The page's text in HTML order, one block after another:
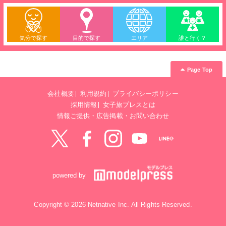
気分で探す 目的で探す エリア 誰と行く？
Page Top
会社概要 利用規約
プライバシーポリシー
採用情報
女子旅プレスとは
情報ご提供・広告掲載・お問い合わせ
Facebook
powered by
Copyright © 2026 Netnative Inc. All Rights Reserved.